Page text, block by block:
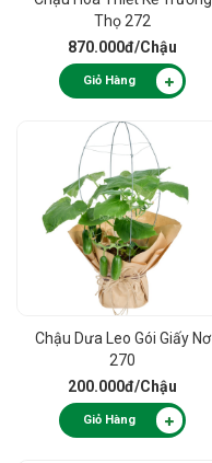
Thọ 272
870.000đ/Chậu
Giỏ Hàng
Chậu Dưa Leo Gói Giấy Nơ
270
200.000đ/Chậu
Giỏ Hàng